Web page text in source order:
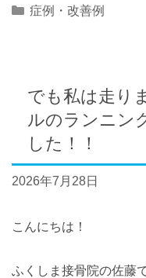
Categories
症例・改善例
でも私は走り
ルのランニン
した！！
2026年7月28日
こんにちは！
ふくしま接骨院の佐藤で